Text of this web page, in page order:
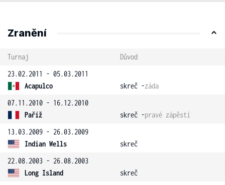
Zranění
Turnaj
Důvod
23.02.2011 - 05.03.2011
Acapulco
skreč -záda
07.11.2010 - 16.12.2010
Paříž
skreč -pravé zápěstí
13.03.2009 - 26.03.2009
Indian Wells
skreč
22.08.2003 - 26.08.2003
Long Island
skreč